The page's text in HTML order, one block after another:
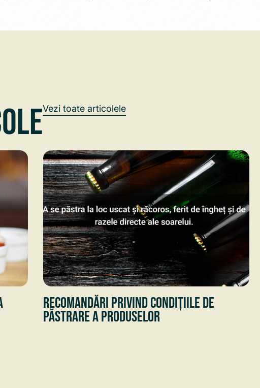
Vezi toate articolele
Recomandări privind condițiile de
păstrare a Produselor